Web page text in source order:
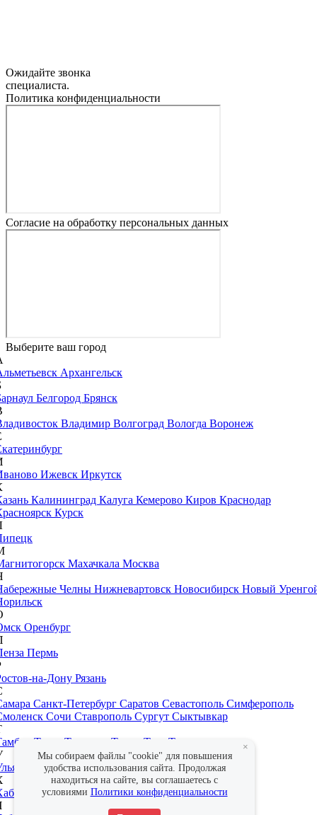
Ожидайте звонка
специалиста.
Политика конфиденциальности
Согласие на обработку персональных данных
Выберите ваш город
Архангельск
Белгород Брянск
Владимир Волгоград Вологда Воронеж
Ижевск Иркутск
Калининград Калуга Кемерово Киров Краснодар
Курск
Махачкала Москва
Челны Нижневартовск Новосибирск Новый
Оренбург
Пермь
на-Дону Рязань
Санкт-Петербург Саратов Севастополь Симферополь
Сочи Ставрополь Сургут Сыктывкар
Тверь Тольятти Томск Тула Тюмень
Уфа
×
Мы собираем файлы "cookie" для повышения
удобства использования сайта. Продолжая
находиться на сайте, вы соглашаетесь с
условиями Политики конфиденциальности